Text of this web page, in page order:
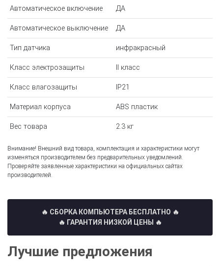
Автоматическое включение ДА
Автоматическое выключение ДА
Тип датчика инфракрасный
Класс электрозащиты II класс
Класс влагозащиты IP21
Материал корпуса ABS пластик
Вес товара 2.3 кг
Внимание! Внешний вид товара, комплектация и характеристики могут
изменяться производителем без предварительных уведомлений.
Проверяйте заявленные характеристики на официальных сайтах
производителей.
🔥 СБОРКА КОМПЬЮТЕРА БЕСПЛАТНО 🔥
🔥 ГАРАНТИЯ НИЗКОЙ ЦЕНЫ 🔥
Лучшие предложения